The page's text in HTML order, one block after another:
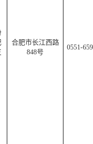
合肥市长江西路
848号
0551-